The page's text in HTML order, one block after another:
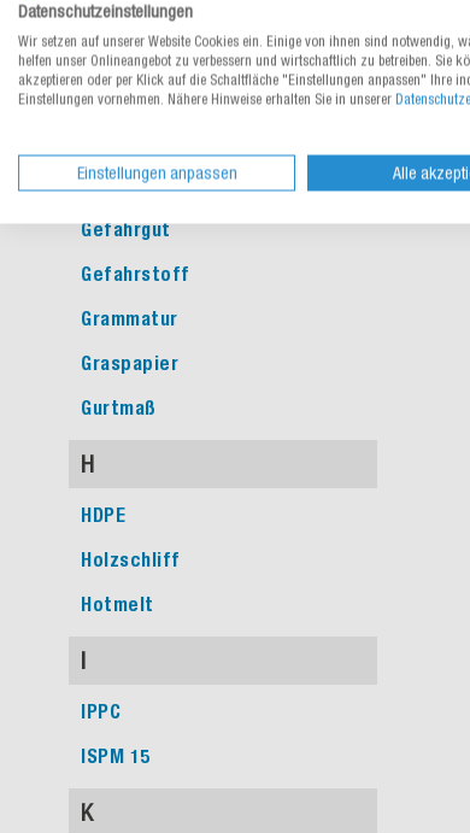
Frischfasern
FSC®
Gefache
Gefahrgut
Gefahrstoff
Grammatur
Graspapier
Gurtmaß
H
HDPE
Holzschliff
Hotmelt
I
IPPC
ISPM 15
K
Datenschutzeinstellungen
Wir setzen auf unserer Website Cookies ein. Einige von ihnen sind notwendig,
helfen unser Onlineangebot zu verbessern und wirtschaftlich zu betreiben. Sie
akzeptieren oder per Klick auf die Schaltfläche "Einstellungen anpassen" Ihre
Einstellungen vornehmen. Nähere Hinweise erhalten Sie in unserer
Einstellungen anpassen Alle